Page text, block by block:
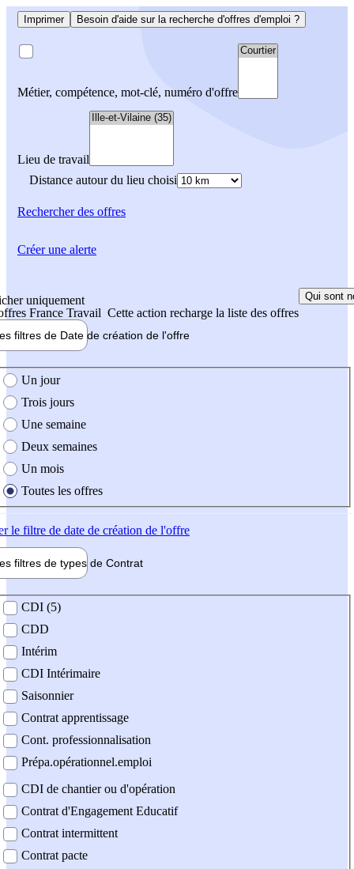
Imprimer Besoin d'aide sur la recherche d'offres d'emploi ?
Métier, compétence, mot-clé, numéro d'offre
Lieu de travail
Distance autour du lieu choisi
Rechercherdes offres
uniquement
France Travail Cette action recharge la liste des offres
Qui sont
filtres de Date de création de l'offre
création de l'offre
Un jour
Trois jours
Une semaine
Deux semaines
Un mois
Toutes les offres
le filtre de date de création de l'offre
filtres de types de Contrat
contrat
CDI (5)
CDD
Intérim
CDI Intérimaire
Saisonnier
Contrat apprentissage
Cont. professionnalisation
Prépa.opérationnel.emploi
CDI de chantier ou d'opération
Contrat d'Engagement Educatif
Contrat intermittent
Contrat pacte
Créer une alerte